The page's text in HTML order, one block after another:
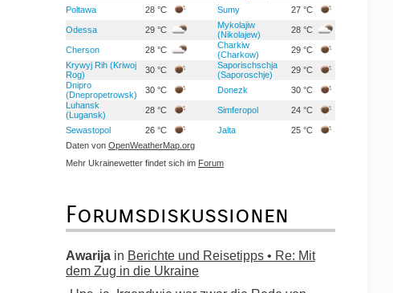
Poltawa 28 °C Sumy 27 °C
Odessa 29 °C
Mykolajiw
(Nikolajew)
28 °C
Cherson 28 °C
Charkiw
(Charkow)
29 °C
Krywyj Rih (Kriwoj
Rog)
30 °C
Saporischschja
(Saporoschje)
29 °C
Dnipro
(Dnepropetrowsk)
30 °C Donezk
30 °C
Luhansk
(Lugansk)
28 °C Simferopol 24 °C
Sewastopol 26 °C Jalta
25 °C
Daten von OpenWeatherMap.org
Mehr Ukrainewetter findet sich im Forum
Forumsdiskussionen
Awarija in Berichte und Reisetipps • Re: Mit
dem Zug in die Ukraine